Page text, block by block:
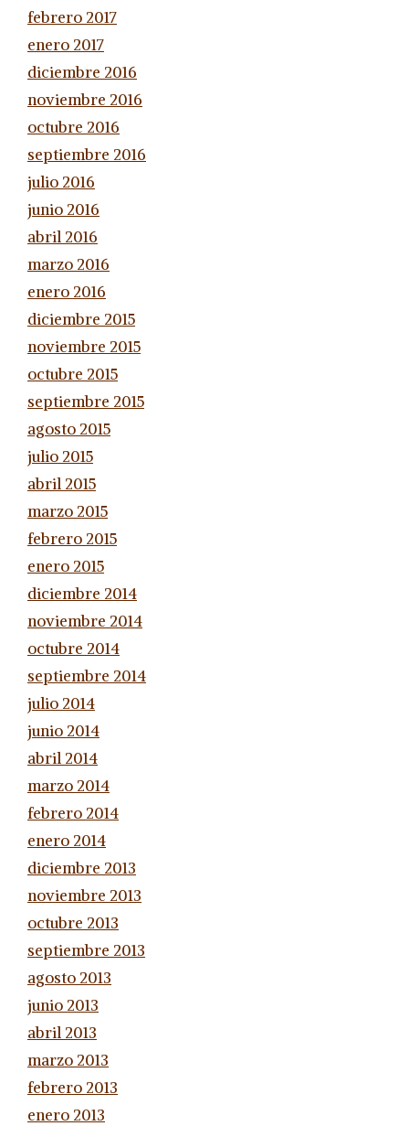
febrero 2017
enero 2017
diciembre 2016
noviembre 2016
octubre 2016
septiembre 2016
julio 2016
junio 2016
abril 2016
marzo 2016
enero 2016
diciembre 2015
noviembre 2015
octubre 2015
septiembre 2015
agosto 2015
julio 2015
abril 2015
marzo 2015
febrero 2015
enero 2015
diciembre 2014
noviembre 2014
octubre 2014
septiembre 2014
julio 2014
junio 2014
abril 2014
marzo 2014
febrero 2014
enero 2014
diciembre 2013
noviembre 2013
octubre 2013
septiembre 2013
agosto 2013
junio 2013
abril 2013
marzo 2013
febrero 2013
enero 2013